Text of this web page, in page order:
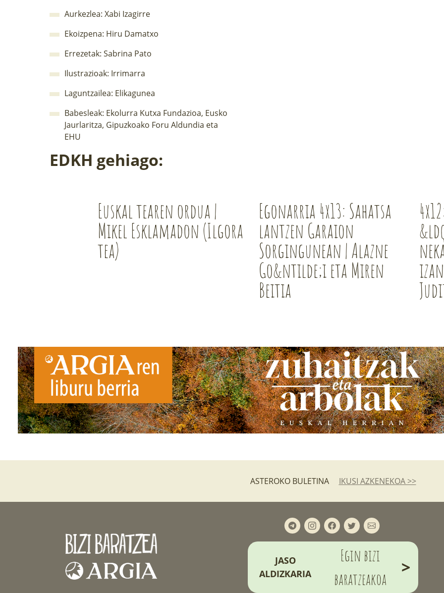
Aurkezlea: Xabi Izagirre
Ekoizpena: Hiru Damatxo
Errezetak: Sabrina Pato
Ilustrazioak: Irrimarra
Laguntzailea: Elikagunea
Babesleak: Ekolurra Kutxa Fundazioa, Eusko
Jaurlaritza, Gipuzkoako Foru Aldundia eta
EHU
EDKH gehiago:
Euskal tearen ordua |
Mikel Esklamadon (Ilgora
tea)
Egonarria 4x13: Sahatsa
lantzen Garaion
Sorgingunean | Alazne
Go&ntilde;i eta Miren
Beitia
ASTEROKO BULETINA IKUSI AZKENEKOA >>
JASO
ALDIZKARIA
Egin bizi
baratzeakoa
>